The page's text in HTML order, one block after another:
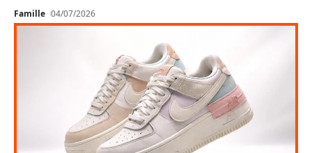
Famille 04/07/2026